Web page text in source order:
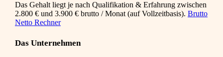
Das Gehalt liegt je nach Qualifikation & Erfahrung zwischen
2.800 € und 3.900 € brutto / Monat (auf Vollzeitbasis). Brutto
Netto Rechner
Das Unternehmen